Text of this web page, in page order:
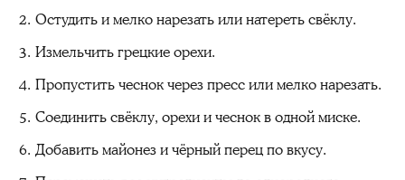
Остудить и мелко нарезать или натереть свёклу.
Измельчить грецкие орехи.
Пропустить чеснок через пресс или мелко нарезать.
Соединить свёклу, орехи и чеснок в одной миске.
Добавить майонез и чёрный перец по вкусу.